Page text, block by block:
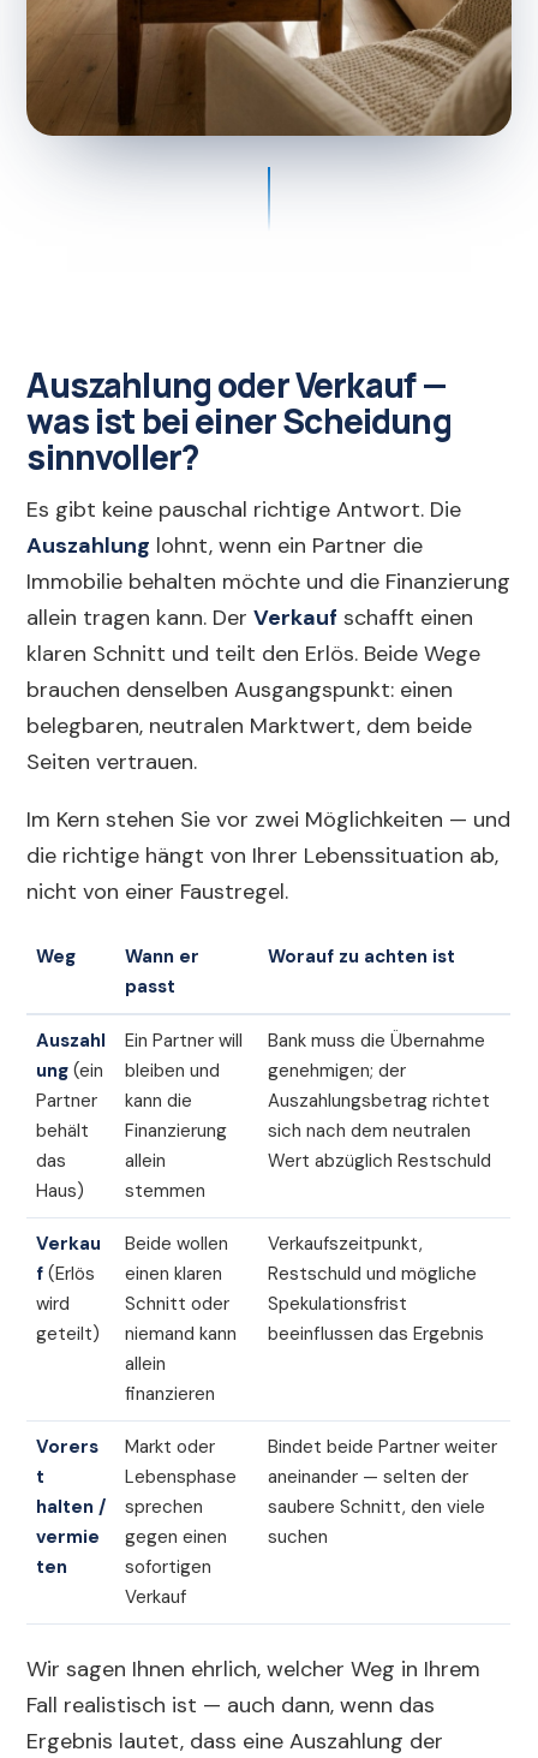
Auszahlung oder Verkauf —
was ist bei einer Scheidung
sinnvoller?
Es gibt keine pauschal richtige Antwort. Die
Auszahlung lohnt, wenn ein Partner die
Immobilie behalten möchte und die Finanzierung
allein tragen kann. DerVerkauf schafft einen
klaren Schnitt und teilt den Erlös. Beide Wege
brauchen denselben Ausgangspunkt: einen
belegbaren, neutralen Marktwert, dem beide
Seiten vertrauen.
Im Kern stehen Sie vor zwei Möglichkeiten — und
die richtige hängt von Ihrer Lebenssituation ab,
nicht von einer Faustregel.
Weg
Wann er
passt
Worauf zu achten ist
Auszahl
ung (ein
Partner
behält
das
Haus)
Ein Partner will
bleiben und
kann die
Finanzierung
allein
stemmen
Bank muss die Übernahme
genehmigen; der
Auszahlungsbetrag richtet
sich nach dem neutralen
Wert abzüglich Restschuld
Verkau
f (Erlös
wird
geteilt)
Beide wollen
einen klaren
Schnitt oder
niemand kann
allein
finanzieren
Verkaufszeitpunkt,
Restschuld und mögliche
Spekulationsfrist
beeinflussen das Ergebnis
Vorers
t
halten /
vermie
ten
Markt oder
Lebensphase
sprechen
gegen einen
sofortigen
Verkauf
Bindet beide Partner weiter
aneinander — selten der
saubere Schnitt, den viele
suchen
Wir sagen Ihnen ehrlich, welcher Weg in Ihrem
Fall realistisch ist — auch dann, wenn das
Ergebnis lautet, dass eine Auszahlung der